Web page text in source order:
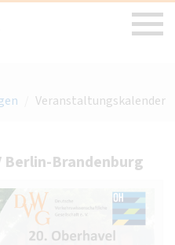
Veranstaltungskalender
Brandenburg